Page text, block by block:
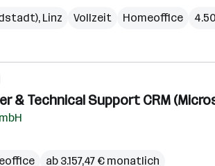
, Linz Vollzeit Homeoffice
& Technical Support CRM
ab 3.157,47 € monatlich